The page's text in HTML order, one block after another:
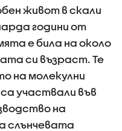
живот в скали
години от
е била на около
си възраст. Те
на молекулни
участвали във
на
слънчевата